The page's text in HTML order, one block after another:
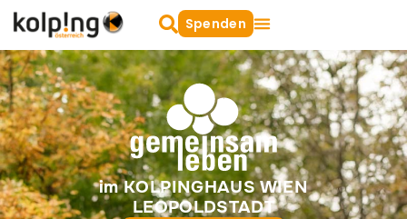
Zum
Inhalt
springen
Suche
oeffnen
Spenden
im KOLPINGHAUS WIEN
LEOPOLDSTADT